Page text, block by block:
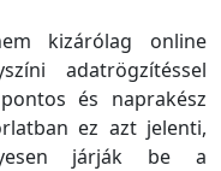
kizárólag online
adatrögzítéssel
és naprakész
ez azt jelenti,
járják be a